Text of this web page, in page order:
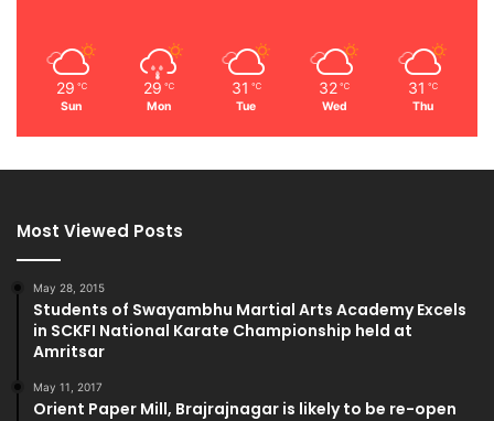
29 ℃
Sun
29 ℃
Mon
31 ℃
Tue
32 ℃
Wed
31 ℃
Thu
Most Viewed Posts
May 28, 2015
Students of Swayambhu Martial Arts Academy Excels
in SCKFI National Karate Championship held at
Amritsar
May 11, 2017
Orient Paper Mill, Brajrajnagar is likely to be re-open